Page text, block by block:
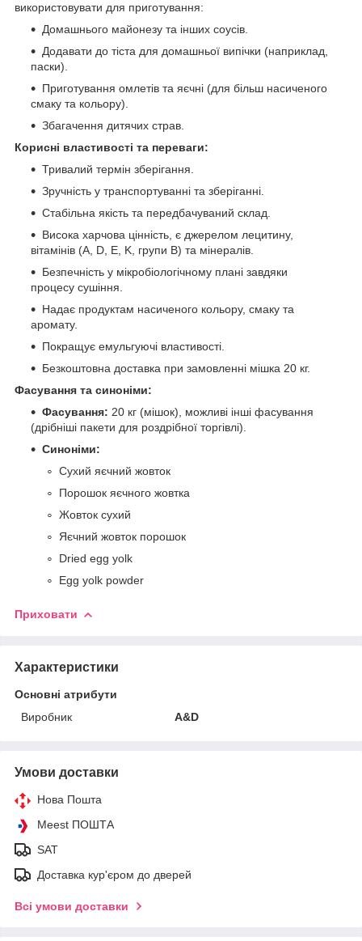
використовувати для приготування:
Домашнього майонезу та інших соусів.
Додавати до тіста для домашньої випічки (наприклад,
паски).
Приготування омлетів та яєчні (для більш насиченого
смаку та кольору).
Збагачення дитячих страв.
Корисні властивості та переваги:
Тривалий термін зберігання.
Зручність у транспортуванні та зберіганні.
Стабільна якість та передбачуваний склад.
Висока харчова цінність, є джерелом лецитину,
вітамінів (A, D, E, K, групи B) та мінералів.
Безпечність у мікробіологічному плані завдяки
процесу сушіння.
Надає продуктам насиченого кольору, смаку та
аромату.
Покращує емульгуючі властивості.
Безкоштовна доставка при замовленні мішка 20 кг.
Фасування та синоніми:
Фасування: 20 кг (мішок), можливі інші фасування
(дрібніші пакети для роздрібної торгівлі).
Синоніми:
Сухий яєчний жовток
Порошок яєчного жовтка
Жовток сухий
Яєчний жовток порошок
Dried egg yolk
Egg yolk powder
Приховати
Характеристики
Основні атрибути
Виробник
A&D
Умови доставки
Нова Пошта
Meest ПОШТА
SAT
Доставка кур'єром до дверей
Всі умови доставки